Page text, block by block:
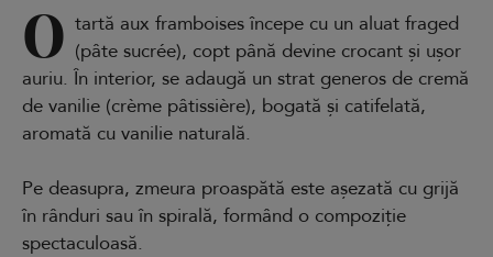
O tartă aux framboises începe cu un aluat fraged
(pâte sucrée), copt până devine crocant și ușor
auriu. În interior, se adaugă un strat generos de cremă
de vanilie (crème pâtissière), bogată și catifelată,
aromată cu vanilie naturală.
Pe deasupra, zmeura proaspătă este așezată cu grijă
în rânduri sau în spirală, formând o compoziție
spectaculoasă.